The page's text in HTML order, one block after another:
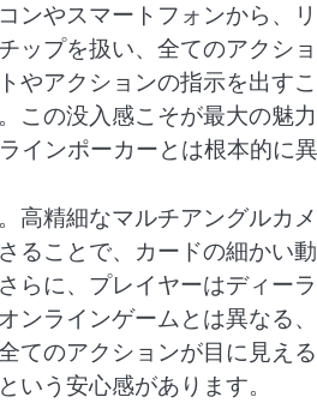
ンやスマートフォンから、
ップを扱い、全てのアクシ
やアクションの指示を出す
この没入感こそが最大の魅
ンポーカーとは根本的に異
高精細なマルチアングルカ
ることで、カードの細かい
らに、プレイヤーはディー
ンラインゲームとは異なる
てのアクションが目に見え
う安心感があります。